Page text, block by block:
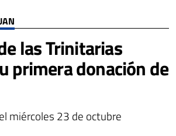
las Trinitarias
primera donación de
miércoles 23 de octubre